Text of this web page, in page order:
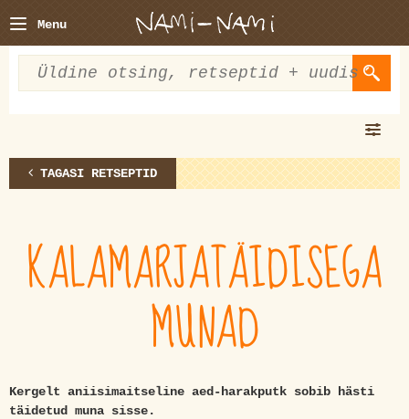
Menu
TAGASI RETSEPTID
KALAMARJATÄIDISEGA
MUNAD
Kergelt aniisimaitseline aed-harakputk sobib hästi
täidetud muna sisse.